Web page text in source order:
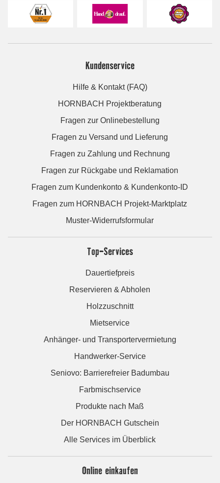
Kundenservice
Hilfe & Kontakt (FAQ)
HORNBACH Projektberatung
Fragen zur Onlinebestellung
Fragen zu Versand und Lieferung
Fragen zu Zahlung und Rechnung
Fragen zur Rückgabe und Reklamation
Fragen zum Kundenkonto & Kundenkonto-ID
Fragen zum HORNBACH Projekt-Marktplatz
Muster-Widerrufsformular
Top-Services
Dauertiefpreis
Reservieren & Abholen
Holzzuschnitt
Mietservice
Anhänger- und Transportervermietung
Handwerker-Service
Seniovo: Barrierefreier Badumbau
Farbmischservice
Produkte nach Maß
Der HORNBACH Gutschein
Alle Services im Überblick
Online einkaufen